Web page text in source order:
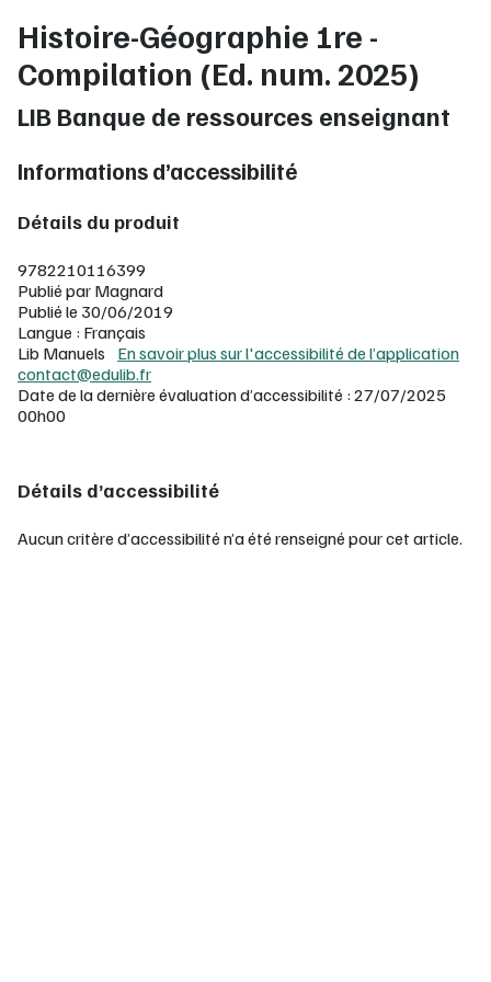
Histoire-Géographie 1re -
Compilation (Ed. num. 2025)
LIB Banque de ressources enseignant
Informations d’accessibilité
Détails du produit
9782210116399
Publié par Magnard
Publié le 30/06/2019
Langue : Français
Lib Manuels
En savoir plus sur l'accessibilité de l’application
contact@edulib.fr
Date de la dernière évaluation d’accessibilité : 27/07/2025
00h00
Détails d’accessibilité
Aucun critère d’accessibilité n’a été renseigné pour cet article.